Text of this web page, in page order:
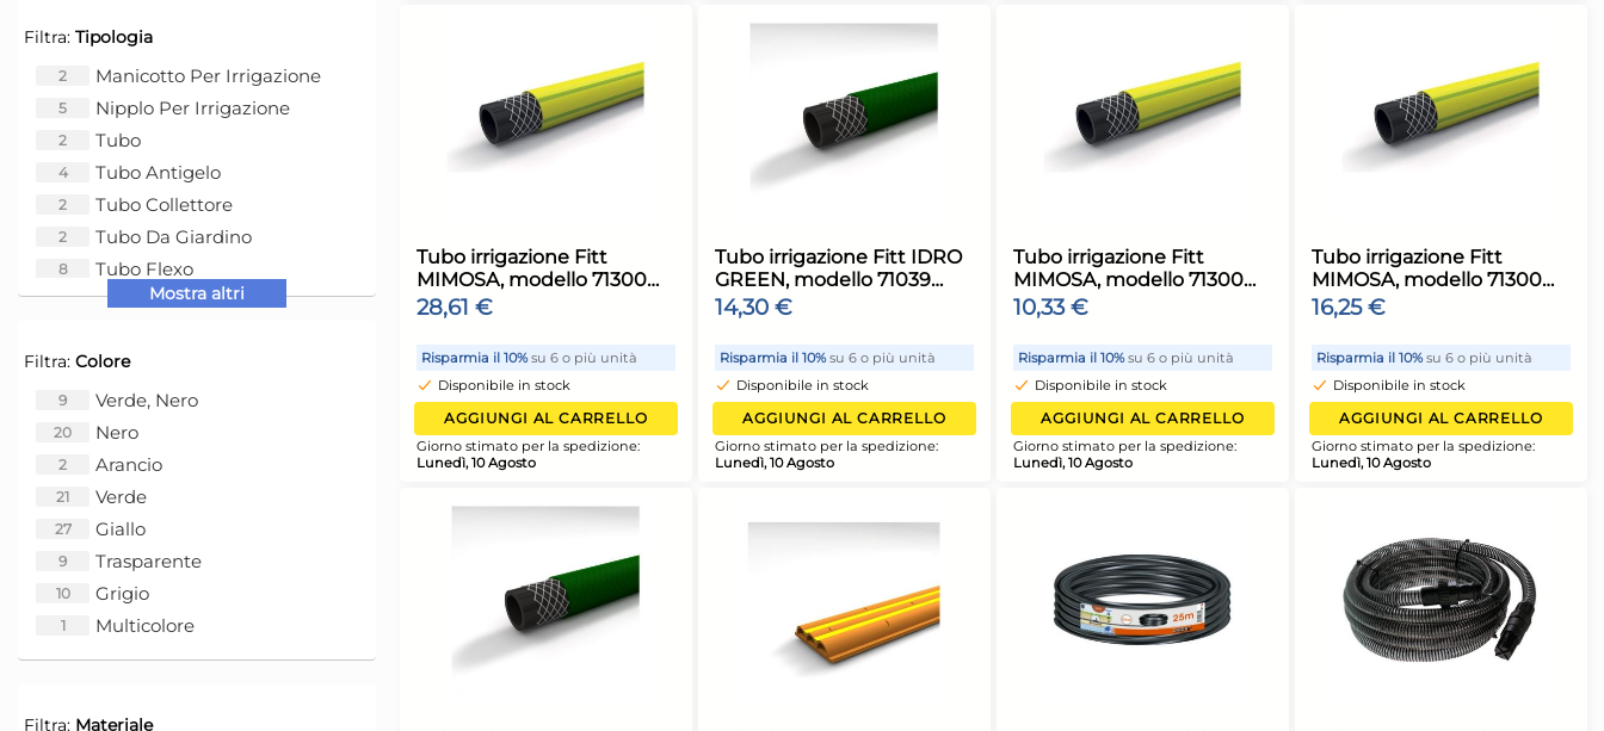
Filtra: Tipologia
2 Manicotto Per Irrigazione
5 Nipplo Per Irrigazione
2 Tubo
4 Tubo Antigelo
2 Tubo Collettore
2 Tubo Da Giardino
8 Tubo Flexo
4 Tubo Gocciolante
13 Tubo Nts
9 Tubo Papillon
2 Tubo Per Irrorazione
9 Tubo Polietilene
2 Tubo Pompe Idriche
4 Tubo Refittex
Mostra altri
Filtra: Colore
9 Verde, Nero
20 Nero
2 Arancio
21 Verde
27 Giallo
9 Trasparente
10 Grigio
1 Multicolore
Filtra: Materiale
Risparmia il 10%
Disponibile in stock
AGGIUNGI AL CARRELLO
57,18 €
Risparmia il 10%
su 6 o più unità
Disponibile in stock
AGGIUNGI AL CARRELLO
su 6 o più unità
Disponibile in stock
AGGIUNGI AL CARRELLO
Tubo irrigazione Fitt
MIMOSA, modello 71300
30625, colore Giallo, per
giardinaggio e irrigazione
28,61 €
Tubo irrigazione Fitt IDRO
GREEN, modello 71039
20625, colore Verde, per
irrigazione ecologica e
14,30 €
Tubo irrigazione Fitt
MIMOSA, modello 71300
16625, colore Giallo, per
giardinaggio pratico e
10,33 €